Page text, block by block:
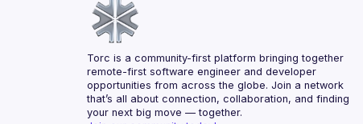
Torc is a community-first platform bringing together
remote-first software engineer and developer
opportunities from across the globe. Join a network
that’s all about connection, collaboration, and finding
your next big move — together.